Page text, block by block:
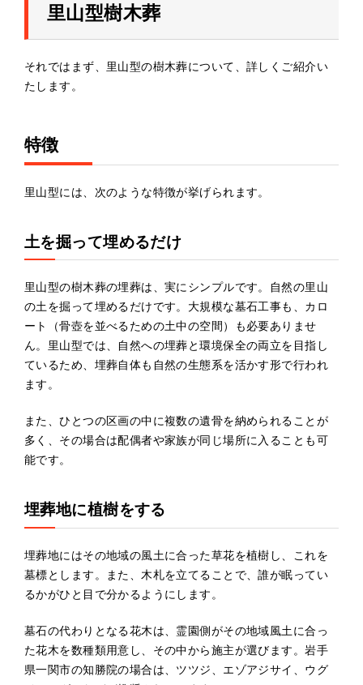
里山型樹木葬
それではまず、里山型の樹木葬について、詳しくご紹介い
たします。
特徴
里山型には、次のような特徴が挙げられます。
土を掘って埋めるだけ
里山型の樹木葬の埋葬は、実にシンプルです。自然の里山
の土を掘って埋めるだけです。大規模な墓石工事も、カロ
ート（骨壺を並べるための土中の空間）も必要ありませ
ん。里山型では、自然への埋葬と環境保全の両立を目指し
ているため、埋葬自体も自然の生態系を活かす形で行われ
ます。
また、ひとつの区画の中に複数の遺骨を納められることが
多く、その場合は配偶者や家族が同じ場所に入ることも可
能です。
埋葬地に植樹をする
埋葬地にはその地域の風土に合った草花を植樹し、これを
墓標とします。また、木札を立てることで、誰が眠ってい
るかがひと目で分かるようにします。
墓石の代わりとなる花木は、霊園側がその地域風土に合っ
た花木を数種類用意し、その中から施主が選びます。岩手
県一関市の知勝院の場合は、ツツジ、エゾアジサイ、ウグ